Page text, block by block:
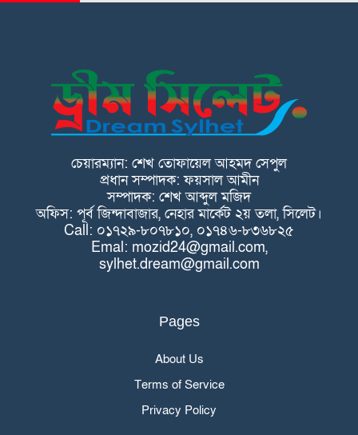
চেয়ারম্যান: শেখ তোফায়েল আহমদ সেপুল
প্রধান সম্পাদক: ফয়সাল আমীন
সম্পাদক: শেখ আব্দুল মজিদ
অফিস: পূর্ব জিন্দাবাজার, নেহার মার্কেট ২য় তলা, সিলেট।
Call: ০১৭২৯-৮০৭৮১০, ০১৭৪৬-৮৩৬৮২৫
Emal: mozid24@gmail.com,
sylhet.dream@gmail.com
Pages
About Us
Terms of Service
Privacy Policy